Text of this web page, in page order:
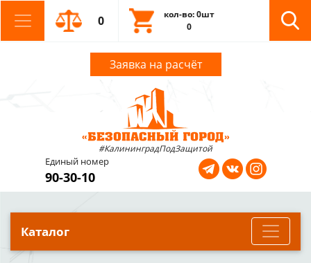
0
кол-во: 0шт
0
Заявка на расчёт
#КалининградПодЗащитой
Единый номер
90-30-10
Каталог